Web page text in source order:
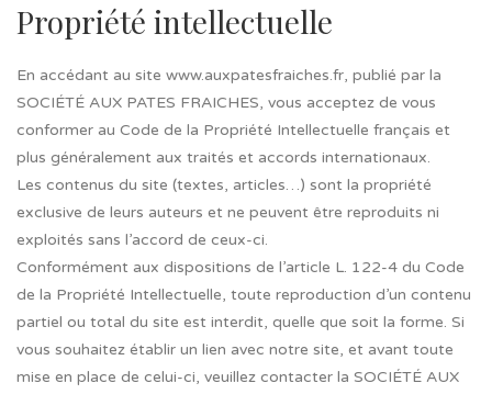
Propriété intellectuelle
En accédant au site www.auxpatesfraiches.fr, publié par la
SOCIÉTÉ AUX PATES FRAICHES, vous acceptez de vous
conformer au Code de la Propriété Intellectuelle français et
plus généralement aux traités et accords internationaux.
Les contenus du site (textes, articles…) sont la propriété
exclusive de leurs auteurs et ne peuvent être reproduits ni
exploités sans l’accord de ceux-ci.
Conformément aux dispositions de l’article L. 122-4 du Code
de la Propriété Intellectuelle, toute reproduction d’un contenu
partiel ou total du site est interdit, quelle que soit la forme. Si
vous souhaitez établir un lien avec notre site, et avant toute
mise en place de celui-ci, veuillez contacter la SOCIÉTÉ AUX